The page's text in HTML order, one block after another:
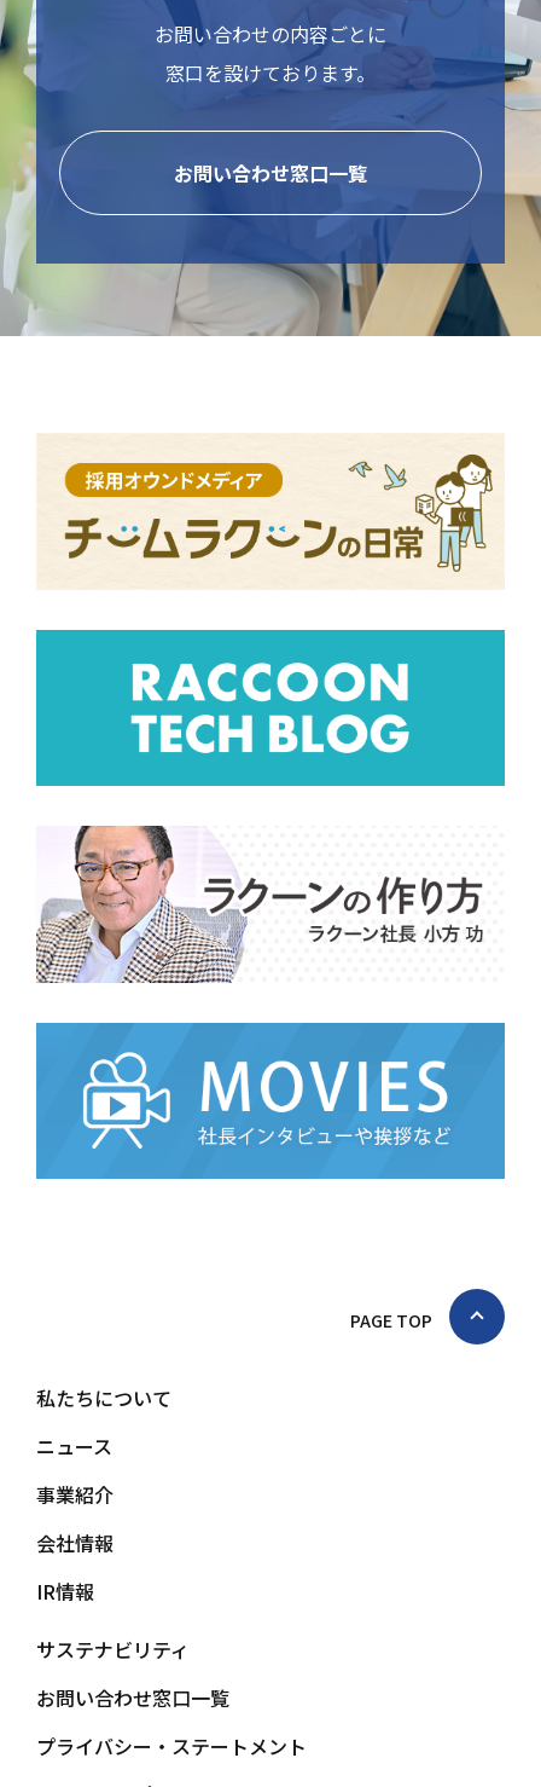
お問い合わせの内容ごとに
窓口を設けております。
お問い合わせ窓口一覧
PAGE TOP
私たちについて
ニュース
事業紹介
会社情報
IR情報
サステナビリティ
お問い合わせ窓口一覧
プライバシー・ステートメント